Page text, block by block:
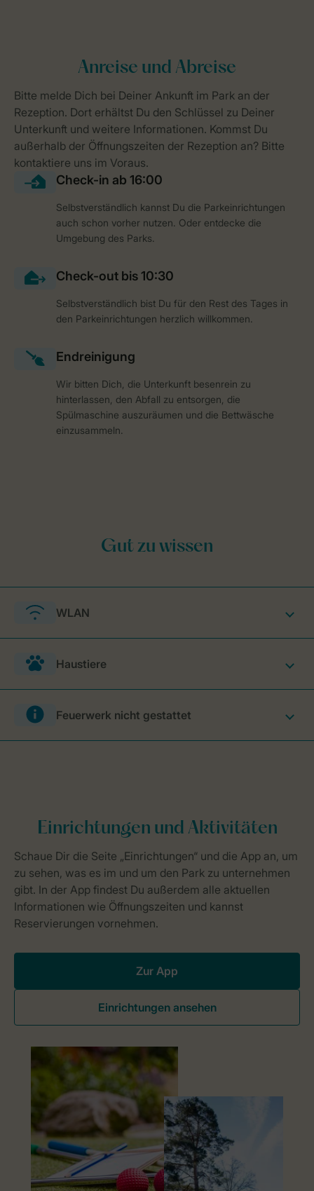
Selbstverständlich kannst Du die Parkeinrichtungen
auch schon vorher nutzen. Oder entdecke die
Umgebung des Parks.
Selbstverständlich bist Du für den Rest des Tages in
den Parkeinrichtungen herzlich willkommen.
Wir bitten Dich, die Unterkunft besenrein zu
hinterlassen, den Abfall zu entsorgen, die
Spülmaschine auszuräumen und die Bettwäsche
einzusammeln.
WLAN
Haustiere
Feuerwerk nicht gestattet
Zur App
Einrichtungen ansehen